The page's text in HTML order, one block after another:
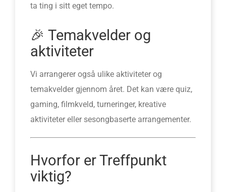
ta ting i sitt eget tempo.
🎉 Temakvelder og
aktiviteter
Vi arrangerer også ulike aktiviteter og
temakvelder gjennom året. Det kan være quiz,
gaming, filmkveld, turneringer, kreative
aktiviteter eller sesongbaserte arrangementer.
Hvorfor er Treffpunkt
viktig?